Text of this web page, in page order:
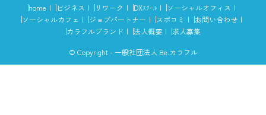
home ビジネス リワーク DXｽｸｰﾙ
ソーシャルオフィス
ソーシャルカフェ
ジョブパートナー スポコミ
お問い合わせ
カラフルブランド
法人概要 求人募集
© Copyright - 一般社団法人 Be.カラフル